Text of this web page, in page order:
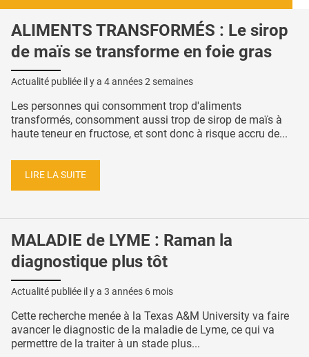
ALIMENTS TRANSFORMÉS : Le sirop
de maïs se transforme en foie gras
Actualité publiée il y a 4 années 2 semaines
Les personnes qui consomment trop d'aliments
transformés, consomment aussi trop de sirop de maïs à
haute teneur en fructose, et sont donc à risque accru de...
LIRE LA SUITE
MALADIE de LYME : Raman la
diagnostique plus tôt
Actualité publiée il y a 3 années 6 mois
Cette recherche menée à la Texas A&M University va faire
avancer le diagnostic de la maladie de Lyme, ce qui va
permettre de la traiter à un stade plus...